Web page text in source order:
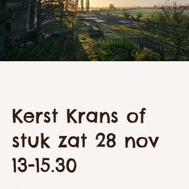
Kerst Krans of
stuk zat 28 nov
13-15.30